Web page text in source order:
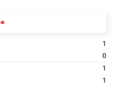
1
0
1
1